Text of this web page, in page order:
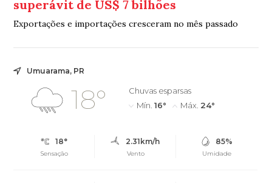
superávit de US$ 7 bilhões
Exportações e importações cresceram no mês passado
Umuarama, PR
18°
Chuvas esparsas
Mín. 16° Máx. 24°
18°
Sensação
2.31km/h
Vento
85%
Umidade